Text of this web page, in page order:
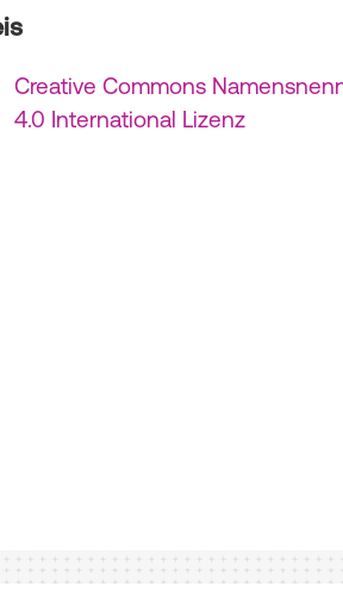
Creative Commons
4.0 International Lizenz